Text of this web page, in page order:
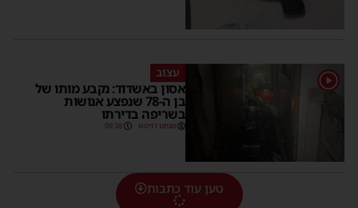
1 עצוב
אסון באשדוד: נקבע מותו של
בן ה-78 שנפצע אנושות
בשריפה בדירתו
מנחם דויטש 09:38
טען עוד כתבות